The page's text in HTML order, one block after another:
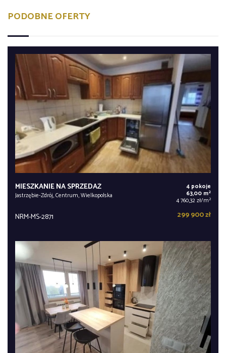
PODOBNE OFERTY
MIESZKANIE NA SPRZEDAŻ
Jastrzębie-Zdrój, Centrum, Wielkopolska
4 pokoje
63,00 m2
4 760,32 zł/m2
NRM-MS-2871 299 900 zł